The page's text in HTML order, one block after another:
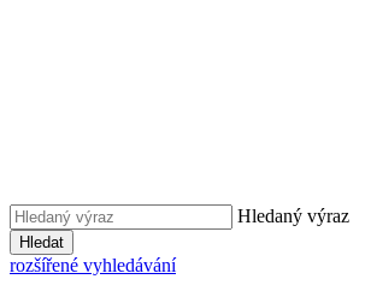
Hledaný výraz
Hledat
rozšířené vyhledávání